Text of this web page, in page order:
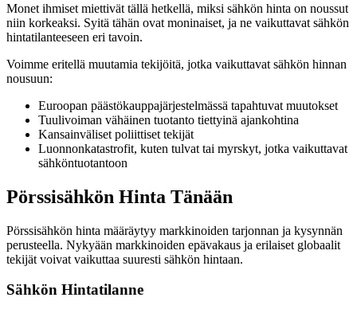
Monet ihmiset miettivät tällä hetkellä, miksi sähkön hinta on noussut
niin korkeaksi. Syitä tähän ovat moninaiset, ja ne vaikuttavat sähkön
hintatilanteeseen eri tavoin.
Voimme eritellä muutamia tekijöitä, jotka vaikuttavat sähkön hinnan
nousuun:
Euroopan päästökauppajärjestelmässä tapahtuvat muutokset
Tuulivoiman vähäinen tuotanto tiettyinä ajankohtina
Kansainväliset poliittiset tekijät
Luonnonkatastrofit, kuten tulvat tai myrskyt, jotka vaikuttavat
sähköntuotantoon
Pörssisähkön Hinta Tänään
Pörssisähkön hinta määräytyy markkinoiden tarjonnan ja kysynnän
perusteella. Nykyään markkinoiden epävakaus ja erilaiset globaalit
tekijät voivat vaikuttaa suuresti sähkön hintaan.
Sähkön Hintatilanne